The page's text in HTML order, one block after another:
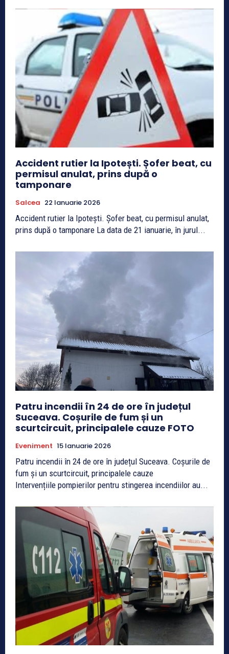
Accident rutier la Ipotești. Șofer beat, cu
permisul anulat, prins după o
tamponare
Salcea 22 Ianuarie 2026
Accident rutier la Ipotești. Șofer beat, cu permisul anulat,
prins după o tamponare La data de 21 ianuarie, în jurul...
Patru incendii în 24 de ore în județul
Suceava. Coșurile de fum și un
scurtcircuit, principalele cauze FOTO
Eveniment 15 Ianuarie 2026
​Patru incendii în 24 de ore în județul Suceava. Coșurile de
fum și un scurtcircuit, principalele cauze
Intervențiile pompierilor pentru stingerea incendiilor au...